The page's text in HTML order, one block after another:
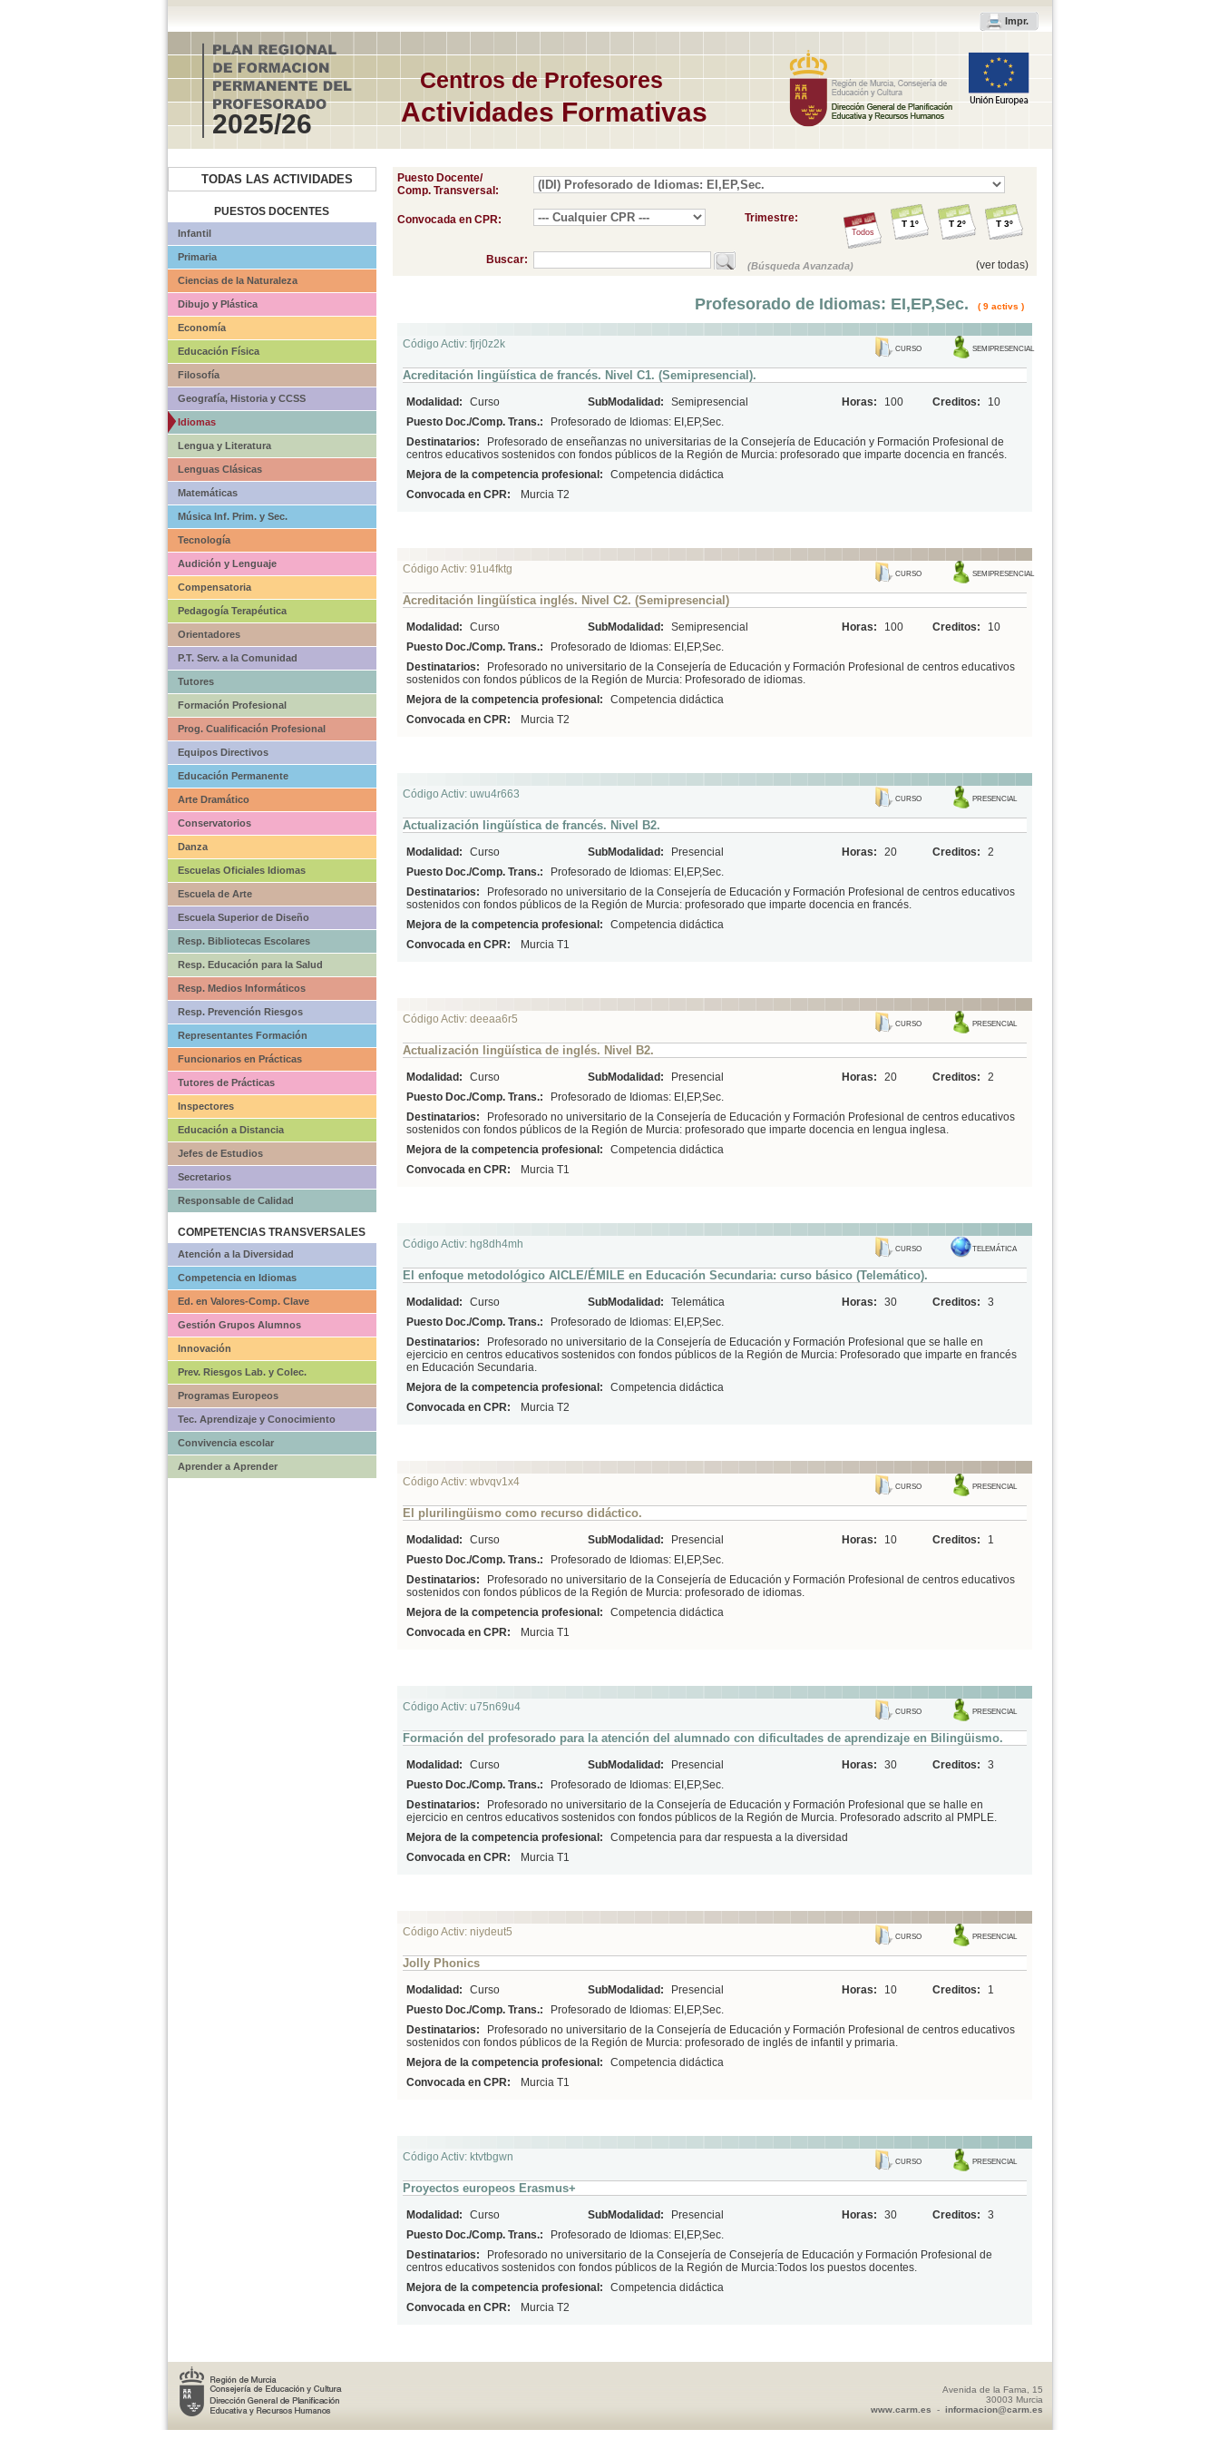
Impr.
Centros de Profesores
Actividades Formativas
2025/26
TODAS LAS ACTIVIDADES
PUESTOS DOCENTES
Infantil
Primaria
Ciencias de la Naturaleza
Dibujo y Plástica
Economía
Educación Física
Filosofía
Geografía, Historia y CCSS
Idiomas
Lengua y Literatura
Lenguas Clásicas
Matemáticas
Música Inf. Prim. y Sec.
Tecnología
Audición y Lenguaje
Compensatoria
Pedagogía Terapéutica
Orientadores
P.T. Serv. a la Comunidad
Tutores
Formación Profesional
Prog. Cualificación Profesional
Equipos Directivos
Educación Permanente
Arte Dramático
Conservatorios
Danza
Escuelas Oficiales Idiomas
Escuela de Arte
Escuela Superior de Diseño
Resp. Bibliotecas Escolares
Resp. Educación para la Salud
Resp. Medios Informáticos
Resp. Prevención Riesgos
Representantes Formación
Funcionarios en Prácticas
Tutores de Prácticas
Inspectores
Educación a Distancia
Jefes de Estudios
Secretarios
Responsable de Calidad
COMPETENCIAS TRANSVERSALES
Atención a la Diversidad
Competencia en Idiomas
Ed. en Valores-Comp. Clave
Gestión Grupos Alumnos
Innovación
Prev. Riesgos Lab. y Colec.
Programas Europeos
Tec. Aprendizaje y Conocimiento
Convivencia escolar
Aprender a Aprender
Puesto Docente/
Comp. Transversal:
Convocada en CPR: T 3º
T 2º
T 1º
Todos
Trimestre:
Buscar: (Búsqueda Avanzada) (ver todas)
Profesorado de Idiomas: EI,EP,Sec. ( 9 activs )
Código Activ: fjrj0z2k SEMIPRESENCIAL
CURSO
Acreditación lingüística de francés. Nivel C1. (Semipresencial).
Modalidad: Curso SubModalidad: Semipresencial Horas: 100 Creditos:
10
Puesto Doc./Comp. Trans.:
Profesorado de Idiomas: EI,EP,Sec.
Destinatarios:
Profesorado de enseñanzas no universitarias de la Consejería de Educación y Formación Profesional de
centros educativos sostenidos con fondos públicos de la Región de Murcia: profesorado que imparte docencia en francés.
Mejora de la competencia profesional:
Competencia didáctica
Convocada en CPR:
Murcia T2
Código Activ: 91u4fktg SEMIPRESENCIAL
CURSO
Acreditación lingüística inglés. Nivel C2. (Semipresencial)
Modalidad: Curso SubModalidad: Semipresencial Horas: 100 Creditos:
10
Puesto Doc./Comp. Trans.:
Profesorado de Idiomas: EI,EP,Sec.
Destinatarios:
Profesorado no universitario de la Consejería de Educación y Formación Profesional de centros educativos
sostenidos con fondos públicos de la Región de Murcia: Profesorado de idiomas.
Mejora de la competencia profesional:
Competencia didáctica
Convocada en CPR:
Murcia T2
Código Activ: uwu4r663 PRESENCIAL
CURSO
Actualización lingüística de francés. Nivel B2.
Modalidad: Curso SubModalidad: Presencial Horas: 20 Creditos:
2
Puesto Doc./Comp. Trans.:
Profesorado de Idiomas: EI,EP,Sec.
Destinatarios:
Profesorado no universitario de la Consejería de Educación y Formación Profesional de centros educativos
sostenidos con fondos públicos de la Región de Murcia: profesorado que imparte docencia en francés.
Mejora de la competencia profesional:
Competencia didáctica
Convocada en CPR:
Murcia T1
Código Activ: deeaa6r5 PRESENCIAL
CURSO
Actualización lingüística de inglés. Nivel B2.
Modalidad: Curso SubModalidad: Presencial Horas: 20 Creditos:
2
Puesto Doc./Comp. Trans.:
Profesorado de Idiomas: EI,EP,Sec.
Destinatarios:
Profesorado no universitario de la Consejería de Educación y Formación Profesional de centros educativos
sostenidos con fondos públicos de la Región de Murcia: profesorado que imparte docencia en lengua inglesa.
Mejora de la competencia profesional:
Competencia didáctica
Convocada en CPR:
Murcia T1
Código Activ: hg8dh4mh TELEMÁTICA
CURSO
El enfoque metodológico AICLE/ÉMILE en Educación Secundaria: curso básico (Telemático).
Modalidad: Curso SubModalidad: Telemática Horas: 30 Creditos:
3
Puesto Doc./Comp. Trans.:
Profesorado de Idiomas: EI,EP,Sec.
Destinatarios:
Profesorado no universitario de la Consejería de Educación y Formación Profesional que se halle en
ejercicio en centros educativos sostenidos con fondos públicos de la Región de Murcia: Profesorado que imparte en francés
en Educación Secundaria.
Mejora de la competencia profesional:
Competencia didáctica
Convocada en CPR:
Murcia T2
Código Activ: wbvqv1x4 PRESENCIAL
CURSO
El plurilingüismo como recurso didáctico.
Modalidad: Curso SubModalidad: Presencial Horas: 10 Creditos:
1
Puesto Doc./Comp. Trans.:
Profesorado de Idiomas: EI,EP,Sec.
Destinatarios:
Profesorado no universitario de la Consejería de Educación y Formación Profesional de centros educativos
sostenidos con fondos públicos de la Región de Murcia: profesorado de idiomas.
Mejora de la competencia profesional:
Competencia didáctica
Convocada en CPR:
Murcia T1
Código Activ: u75n69u4 PRESENCIAL
CURSO
Formación del profesorado para la atención del alumnado con dificultades de aprendizaje en Bilingüismo.
Modalidad: Curso SubModalidad: Presencial Horas: 30 Creditos:
3
Puesto Doc./Comp. Trans.:
Profesorado de Idiomas: EI,EP,Sec.
Destinatarios:
Profesorado no universitario de la Consejería de Educación y Formación Profesional que se halle en
ejercicio en centros educativos sostenidos con fondos públicos de la Región de Murcia. Profesorado adscrito al PMPLE.
Mejora de la competencia profesional:
Competencia para dar respuesta a la diversidad
Convocada en CPR:
Murcia T1
Código Activ: niydeut5 PRESENCIAL
CURSO
Jolly Phonics
Modalidad: Curso SubModalidad: Presencial Horas: 10 Creditos:
1
Puesto Doc./Comp. Trans.:
Profesorado de Idiomas: EI,EP,Sec.
Destinatarios:
Profesorado no universitario de la Consejería de Educación y Formación Profesional de centros educativos
sostenidos con fondos públicos de la Región de Murcia: profesorado de inglés de infantil y primaria.
Mejora de la competencia profesional:
Competencia didáctica
Convocada en CPR:
Murcia T1
Código Activ: ktvtbgwn PRESENCIAL
CURSO
Proyectos europeos Erasmus+
Modalidad: Curso SubModalidad: Presencial Horas: 30 Creditos:
3
Puesto Doc./Comp. Trans.:
Profesorado de Idiomas: EI,EP,Sec.
Destinatarios:
Profesorado no universitario de la Consejería de Consejería de Educación y Formación Profesional de
centros educativos sostenidos con fondos públicos de la Región de Murcia:Todos los puestos docentes.
Mejora de la competencia profesional:
Competencia didáctica
Convocada en CPR:
Murcia T2
Avenida de la Fama, 15
30003 Murcia
www.carm.es
- informacion@carm.es